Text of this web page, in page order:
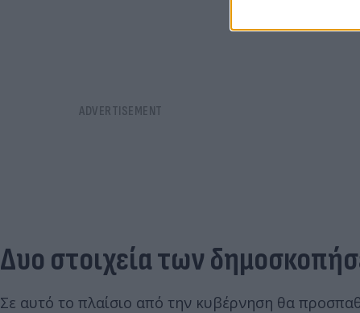
Δυο στοιχεία των
Σε αυτό το πλαίσιο από την κυβέρνηση θα